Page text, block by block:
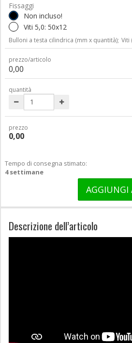
Fissaggi
Non incluso!
Viti 5,0: 50x12
Bulloni a testa cilindrica (mm x quantità); Viti
prezzo/articolo
0,00
quantità
prezzo
0,00
Tempo di consegna stimato:
4 settimane
AGGIUNGI
Descrizione dell’articolo